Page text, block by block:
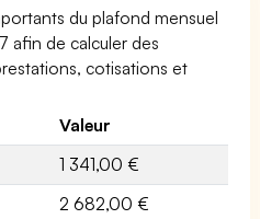
du plafond mensuel
afin de calculer des
cotisations et
Valeur
1 341,00 €
2 682,00 €